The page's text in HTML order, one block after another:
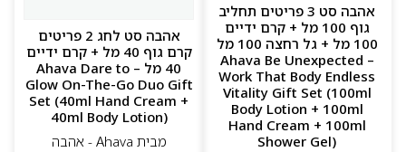
אהבה סט 3 פריטים תחליב
גוף 100 מל + קרם ידיים
100 מל + גל רחצה 100 מל
– Ahava Be Unexpected
Work That Body Endless
Vitality Gift Set (100ml
Body Lotion + 100ml
Hand Cream + 100ml
Shower Gel)
אהבה סט לחג 2 פריטים
קרם גוף 40 מל + קרם ידיים
40 מל – Ahava Dare to
Glow On-The-Go Duo Gift
Set (40ml Hand Cream +
40ml Body Lotion)
מבית Ahava - אהבה